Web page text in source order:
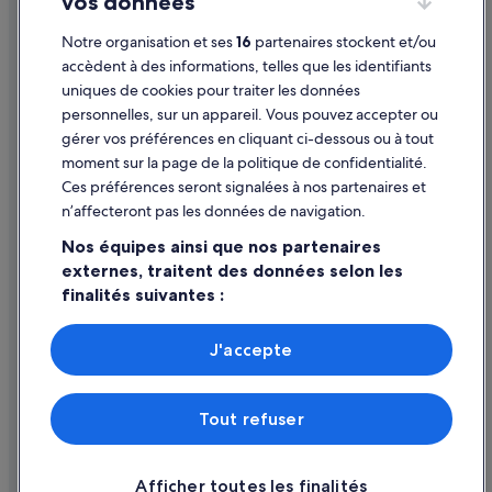
Cookies
Mentions légales / Nous contacter
Directives de contenu et signalement de contenus
Aide
Assistance
Modifier ou annuler votre réservation
Réserver un vol en utilisant un crédit de la compagnie aérienne
Documents de voyage internationaux
Expedia Inc. n'est pas responsable du contenu des sites Web externes.
© 2026 Expedia, Inc., une entreprise d’Expedia Group. Tous droits
réservés. Expedia et le logo Expedia sont des marques déposées ou des
Notre organisation et ses16 partenaires stockent et/ou
accèdent à des informations, telles que les identifiants
uniques de cookies pour traiter les données
personnelles, sur un appareil. Vous pouvez accepter ou
gérer vos préférences en cliquant ci-dessous ou à tout
moment sur la page de la politique de confidentialité.
Ces préférences seront signalées à nos partenaires et
n’affecteront pas les données de navigation.
Nos équipes ainsi que nos partenaires
externes, traitent des données selon les
finalités suivantes :
Utiliser des données de géolocalisation précises. Analyser
activement les caractéristiques de l’appareil pour
l’identification. Stocker et/ou accéder à des informations
mesure de performance des publicités et du contenu,
études d’audience et développement de services.
Liste de nos partenaires (fournisseurs)
Afficher toutes les finalités
Tout refuser
J'accepte